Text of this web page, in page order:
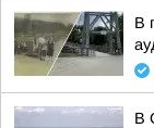
В
В